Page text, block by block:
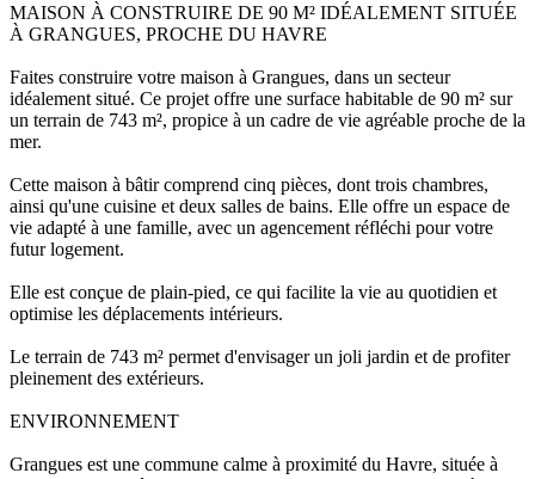
MAISON À CONSTRUIRE DE 90 M² IDÉALEMENT SITUÉE
À GRANGUES, PROCHE DU HAVRE
Faites construire votre maison à Grangues, dans un secteur
idéalement situé. Ce projet offre une surface habitable de 90 m² sur
un terrain de 743 m², propice à un cadre de vie agréable proche de la
mer.
Cette maison à bâtir comprend cinq pièces, dont trois chambres,
ainsi qu'une cuisine et deux salles de bains. Elle offre un espace de
vie adapté à une famille, avec un agencement réfléchi pour votre
futur logement.
Elle est conçue de plain-pied, ce qui facilite la vie au quotidien et
optimise les déplacements intérieurs.
Le terrain de 743 m² permet d'envisager un joli jardin et de profiter
pleinement des extérieurs.
ENVIRONNEMENT
Grangues est une commune calme à proximité du Havre, située à